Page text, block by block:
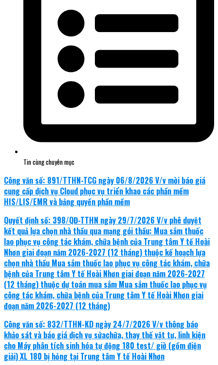
Tin cùng chuyên mục
Công văn số: 891/TTHN-TCG ngày 06/8/2026 V/v mời báo giá
cung cấp dịch vụ Cloud phục vụ triển khao các phần mềm
HIS/LIS/EMR và bảng quyền phần mềm
Quyết định số: 398/QĐ-TTHN ngày 29/7/2026 V/v phê duyệt
kết quả lựa chọn nhà thầu qua mạng gói thầu: Mua sắm thuốc
lao phục vụ công tác khám, chữa bệnh của Trung tâm Y tế Hoài
Nhơn giai đoạn năm 2026-2027 (12 tháng) thuộc kế hoạch lựa
chọn nhà thầu Mua sắm thuốc lao phục vụ công tác khám, chữa
bệnh của Trung tâm Y tế Hoài Nhơn giai đoạn năm 2026-2027
(12 tháng) thuộc dự toán mua sắm Mua sắm thuốc lao phục vụ
công tác khám, chữa bệnh của Trung tâm Y tế Hoài Nhơn giai
đoạn năm 2026-2027 (12 tháng)
Công văn số: 832/TTHN-KD ngày 24/7/2026 V/v thông báo
khảo sát và báo giá dịch vụ sửachữa, thay thế vật tư, linh kiện
cho Máy phân tích sinh hóa tự động 180 test/ giờ (gồm điện
giải) XL 180 bị hỏng tại Trung tâm Y tế Hoài Nhơn